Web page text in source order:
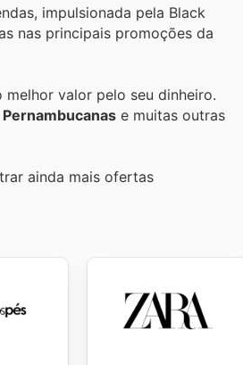
impulsionada pela Black
nas principais promoções da
valor pelo seu dinheiro.
Pernambucanas e muitas outras
ainda mais ofertas